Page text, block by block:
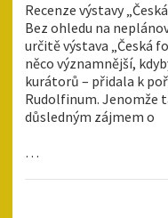
Recenze výstavy
Bez ohledu na
určitě výstava „Česká
něco významnější,
kurátorů – přidala k
Rudolfinum. Jenomže
důsledným zájmem o
…